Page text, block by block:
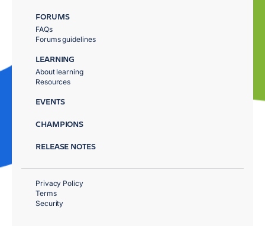
FORUMS
FAQs
Forums guidelines
LEARNING
About learning
Resources
EVENTS
CHAMPIONS
RELEASE NOTES
Privacy Policy
Terms
Security